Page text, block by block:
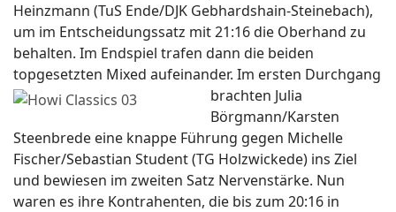
Heinzmann (TuS Ende/DJK Gebhardshain-Steinebach),
um im Entscheidungssatz mit 21:16 die Oberhand zu
behalten. Im Endspiel trafen dann die beiden
topgesetzten Mixed aufeinander. Im ersten Durchgang
brachten Julia
Börgmann/Karsten
Steenbrede eine knappe Führung gegen Michelle
Fischer/Sebastian Student (TG Holzwickede) ins Ziel
und bewiesen im zweiten Satz Nervenstärke. Nun
waren es ihre Kontrahenten, die bis zum 20:16 in